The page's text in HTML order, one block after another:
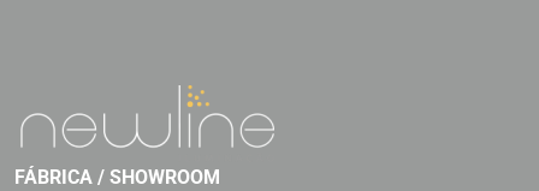
FÁBRICA / SHOWROOM